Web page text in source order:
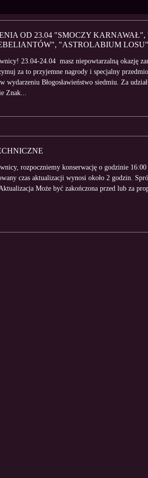
OD 23.04 "SMOCZY
"ASTROLABIUM LOSU"
23.04-24.04 masz niepowtarzalną okazję
za to przyjemne nagrody i specjalny
wydarzeniu Błogosławieństwo siedmiu. Za
Znak...
rozpoczniemy konserwację o godzinie
czas aktualizacji wynosi około 2 godzin.
Może być zakończona przed lub za